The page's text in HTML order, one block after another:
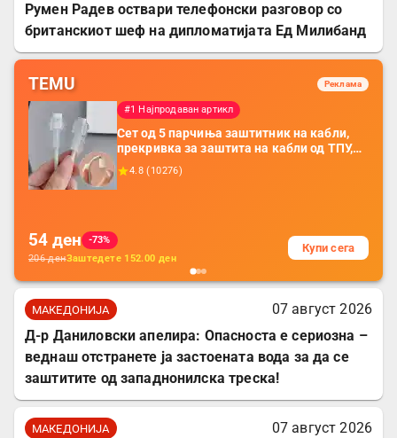
Румен Радев оствари телефонски разговор со
британскиот шеф на дипломатијата Ед Милибанд
TEMU Реклама
#1 Најпродаван артикл
Сет од 5 парчиња заштитник на кабли,
прекривка за заштита на кабли од ТПУ,
додатоци за заштита на кабли, без
батерија, за мобилни телефони, комплет
4.8 ( 10276)
54 ден
-73%
206денЗаштедете 152.00 ден
Купи сега
МАКЕДОНИЈА
07 август 2026
Д-р Даниловски апелира: Опасноста е сериозна –
веднаш отстранете ја застоената вода за да се
заштитите од западнонилска треска!
МАКЕДОНИЈА
07 август 2026